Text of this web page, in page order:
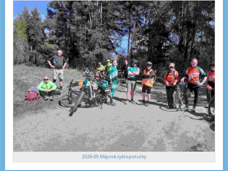
2026-05 Májové cyklopotulky